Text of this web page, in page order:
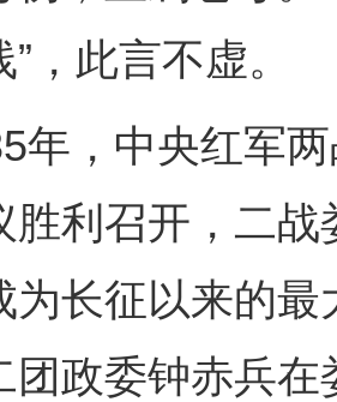
，此言不虚。
，中央红军两
胜利召开，二
为长征以来的
团政委钟赤兵